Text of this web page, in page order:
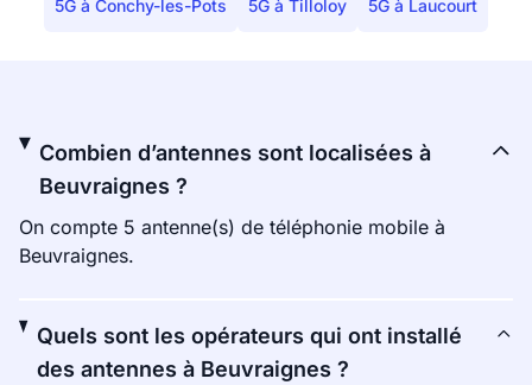
5G à Conchy-les-Pots 5G à Tilloloy 5G à Laucourt
Combien d’antennes sont localisées à
Beuvraignes ?
On compte 5 antenne(s) de téléphonie mobile à
Beuvraignes.
Quels sont les opérateurs qui ont installé
des antennes à Beuvraignes ?